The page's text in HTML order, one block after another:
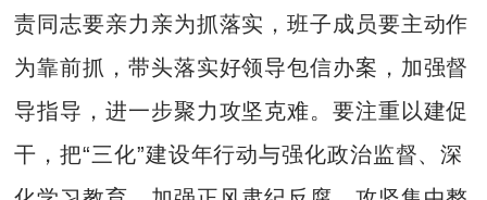
责同志要亲力亲为抓落实，班子成员要主动作
为靠前抓，带头落实好领导包信办案，加强督
导指导，进一步聚力攻坚克难。要注重以建促
干，把“三化”建设年行动与强化政治监督、深